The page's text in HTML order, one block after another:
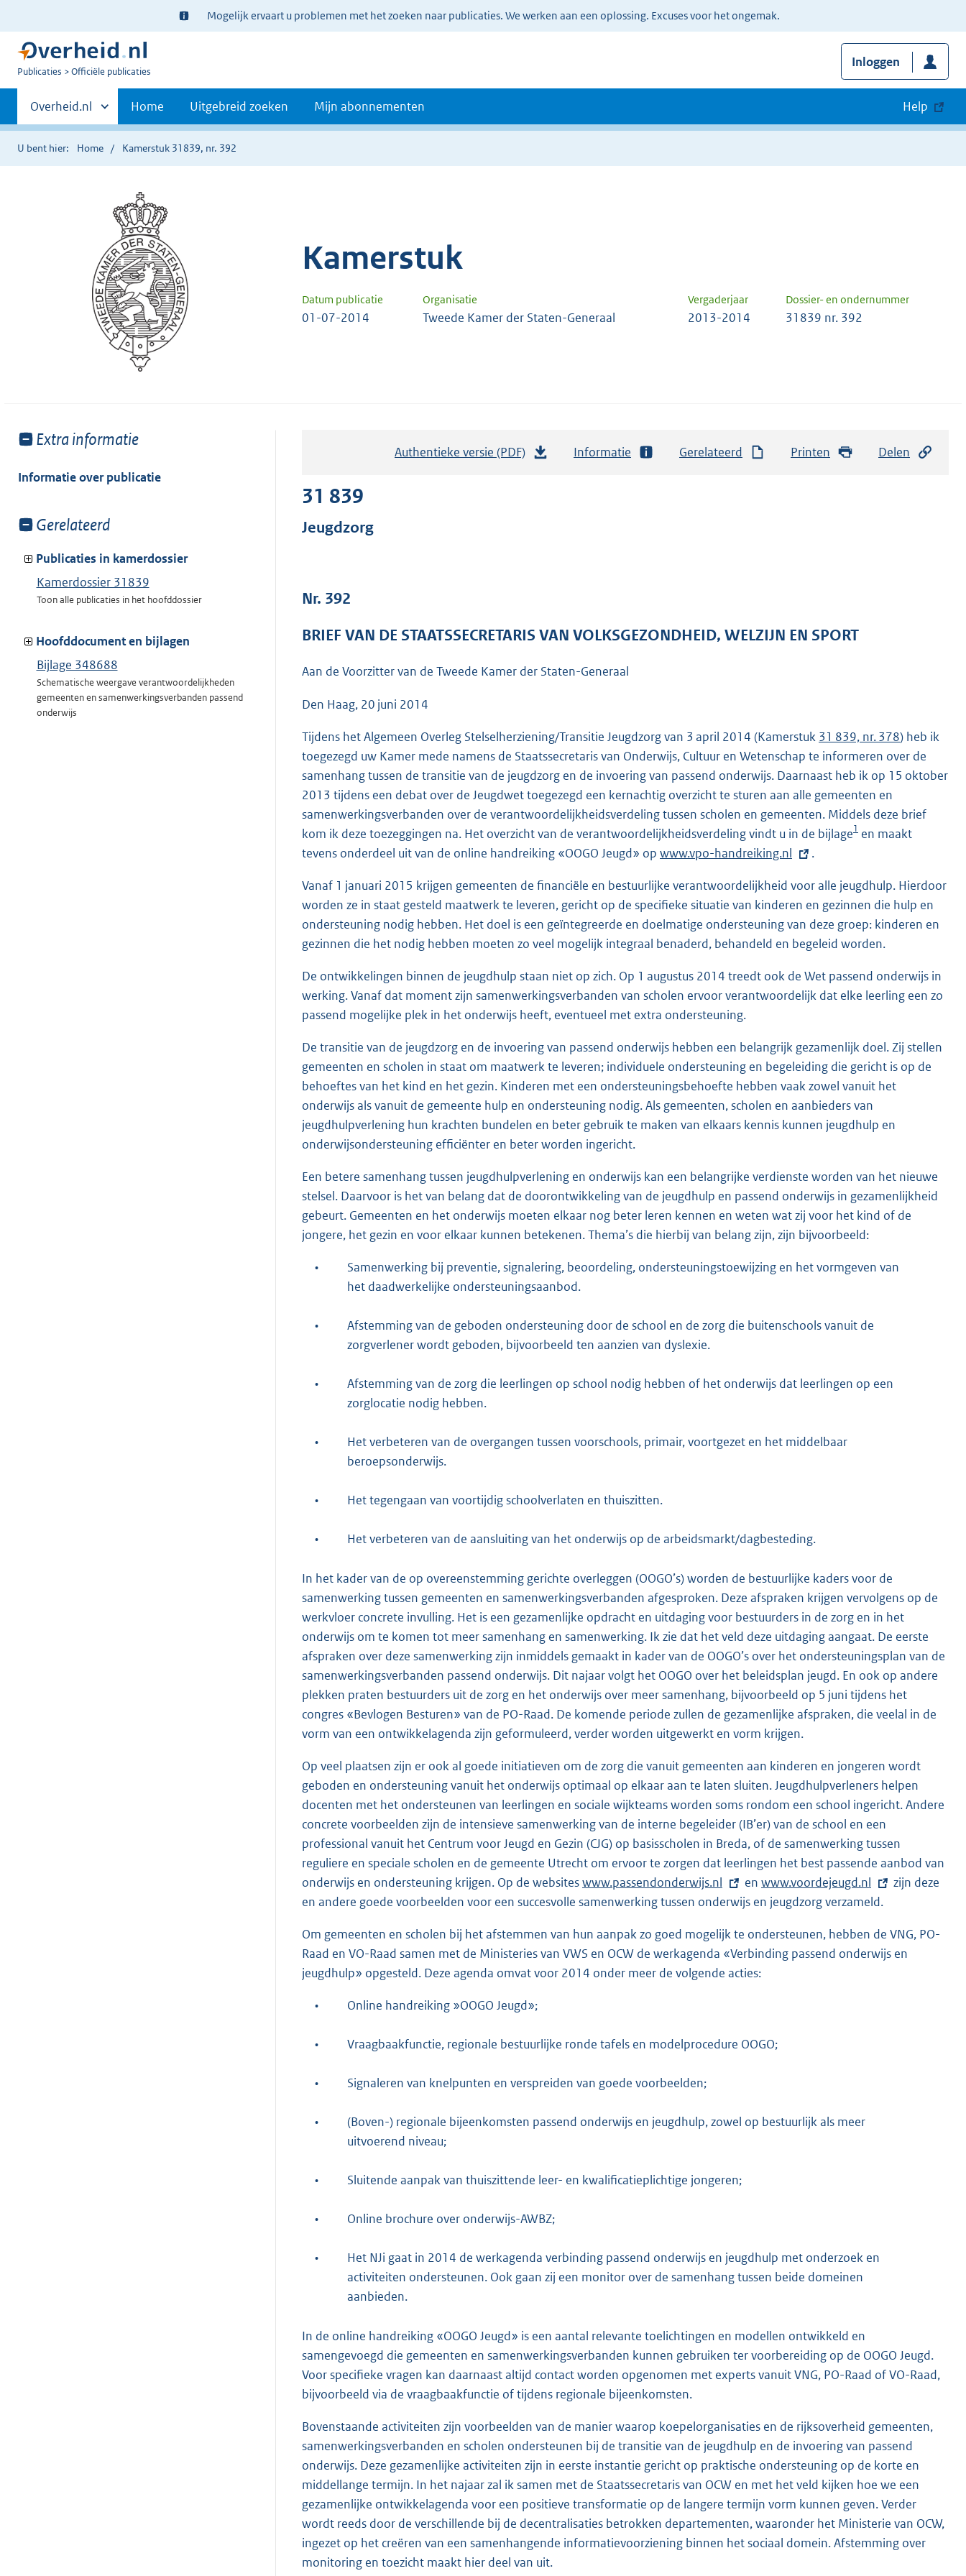
Ter
informatie:
Mogelijk ervaart u problemen met het zoeken naar publicaties. We werken aan een oplossing. Excuses voor het ongemak.
U
Publicaties Officiële publicaties
Inloggen
Primaire
navigatie
Andere
sites
binnen
Overheid.nl Home Uitgebreid zoeken Mijn abonnementen Help
U bent hier: Home Kamerstuk 31839, nr. 392
Kamerstuk
Datum publicatie Organisatie Vergaderjaar Dossier- en ondernummer
01-07-2014 Tweede Kamer der Staten-Generaal 2013-2014 31839 nr. 392
Toon
van:
Extra informatie
Informatie over publicatie
Toon
van:
Gerelateerd
Publicaties in kamerdossier
Kamerdossier 31839
Toon alle publicaties in het hoofddossier
Hoofddocument en bijlagen
Bijlage 348688
Schematische weergave verantwoordelijkheden
gemeenten en samenwerkingsverbanden passend
onderwijs
Authentieke versie (PDF)
r
o
:
4
2
K
b
Informatie Gerelateerd Printen Delen
31 839
Jeugdzorg
Nr. 392
BRIEF VAN DE STAATSSECRETARIS VAN VOLKSGEZONDHEID, WELZIJN EN SPORT
Aan de Voorzitter van de Tweede Kamer der Staten-Generaal
Den Haag, 20 juni 2014
Tijdens het Algemeen Overleg Stelselherziening/Transitie Jeugdzorg van 3 april 2014 (Kamerstuk 31 839, nr. 378) heb ik
toegezegd uw Kamer mede namens de Staatssecretaris van Onderwijs, Cultuur en Wetenschap te informeren over de
samenhang tussen de transitie van de jeugdzorg en de invoering van passend onderwijs. Daarnaast heb ik op 15 oktober
2013 tijdens een debat over de Jeugdwet toegezegd een kernachtig overzicht te sturen aan alle gemeenten en
samenwerkingsverbanden over de verantwoordelijkheidsverdeling tussen scholen en gemeenten. Middels deze brief
kom ik deze toezeggingen na. Het overzicht van de verantwoordelijkheidsverdeling vindt u in de bijlage1 en maakt
tevens onderdeel uit van de online handreiking «OOGO Jeugd» op E
t
e
r
n
l
k
:
www.vpo-handreiking.nl .
Vanaf 1 januari 2015 krijgen gemeenten de financiële en bestuurlijke verantwoordelijkheid voor alle jeugdhulp. Hierdoor
worden ze in staat gesteld maatwerk te leveren, gericht op de specifieke situatie van kinderen en gezinnen die hulp en
ondersteuning nodig hebben. Het doel is een geïntegreerde en doelmatige ondersteuning van deze groep: kinderen en
gezinnen die het nodig hebben moeten zo veel mogelijk integraal benaderd, behandeld en begeleid worden.
De ontwikkelingen binnen de jeugdhulp staan niet op zich. Op 1 augustus 2014 treedt ook de Wet passend onderwijs in
werking. Vanaf dat moment zijn samenwerkingsverbanden van scholen ervoor verantwoordelijk dat elke leerling een zo
passend mogelijke plek in het onderwijs heeft, eventueel met extra ondersteuning.
De transitie van de jeugdzorg en de invoering van passend onderwijs hebben een belangrijk gezamenlijk doel. Zij stellen
gemeenten en scholen in staat om maatwerk te leveren; individuele ondersteuning en begeleiding die gericht is op de
behoeftes van het kind en het gezin. Kinderen met een ondersteuningsbehoefte hebben vaak zowel vanuit het
onderwijs als vanuit de gemeente hulp en ondersteuning nodig. Als gemeenten, scholen en aanbieders van
jeugdhulpverlening hun krachten bundelen en beter gebruik te maken van elkaars kennis kunnen jeugdhulp en
onderwijsondersteuning efficiënter en beter worden ingericht.
Een betere samenhang tussen jeugdhulpverlening en onderwijs kan een belangrijke verdienste worden van het nieuwe
stelsel. Daarvoor is het van belang dat de doorontwikkeling van de jeugdhulp en passend onderwijs in gezamenlijkheid
gebeurt. Gemeenten en het onderwijs moeten elkaar nog beter leren kennen en weten wat zij voor het kind of de
jongere, het gezin en voor elkaar kunnen betekenen. Thema’s die hierbij van belang zijn, zijn bijvoorbeeld:
• Samenwerking bij preventie, signalering, beoordeling, ondersteuningstoewijzing en het vormgeven van
het daadwerkelijke ondersteuningsaanbod.
•
Afstemming van de geboden ondersteuning door de school en de zorg die buitenschools vanuit de
zorgverlener wordt geboden, bijvoorbeeld ten aanzien van dyslexie.
•
Afstemming van de zorg die leerlingen op school nodig hebben of het onderwijs dat leerlingen op een
zorglocatie nodig hebben.
•
Het verbeteren van de overgangen tussen voorschools, primair, voortgezet en het middelbaar
beroepsonderwijs.
• Het tegengaan van voortijdig schoolverlaten en thuiszitten.
• Het verbeteren van de aansluiting van het onderwijs op de arbeidsmarkt/dagbesteding.
In het kader van de op overeenstemming gerichte overleggen (OOGO’s) worden de bestuurlijke kaders voor de
samenwerking tussen gemeenten en samenwerkingsverbanden afgesproken. Deze afspraken krijgen vervolgens op de
werkvloer concrete invulling. Het is een gezamenlijke opdracht en uitdaging voor bestuurders in de zorg en in het
onderwijs om te komen tot meer samenhang en samenwerking. Ik zie dat het veld deze uitdaging aangaat. De eerste
afspraken over deze samenwerking zijn inmiddels gemaakt in kader van de OOGO’s over het ondersteuningsplan van de
samenwerkingsverbanden passend onderwijs. Dit najaar volgt het OOGO over het beleidsplan jeugd. En ook op andere
plekken praten bestuurders uit de zorg en het onderwijs over meer samenhang, bijvoorbeeld op 5 juni tijdens het
congres «Bevlogen Besturen» van de PO-Raad. De komende periode zullen de gezamenlijke afspraken, die veelal in de
vorm van een ontwikkelagenda zijn geformuleerd, verder worden uitgewerkt en vorm krijgen.
Op veel plaatsen zijn er ook al goede initiatieven om de zorg die vanuit gemeenten aan kinderen en jongeren wordt
geboden en ondersteuning vanuit het onderwijs optimaal op elkaar aan te laten sluiten. Jeugdhulpverleners helpen
docenten met het ondersteunen van leerlingen en sociale wijkteams worden soms rondom een school ingericht. Andere
concrete voorbeelden zijn de intensieve samenwerking van de interne begeleider (IB’er) van de school en een
professional vanuit het Centrum voor Jeugd en Gezin (CJG) op basisscholen in Breda, of de samenwerking tussen
reguliere en speciale scholen en de gemeente Utrecht om ervoor te zorgen dat leerlingen het best passende aanbod van
onderwijs en ondersteuning krijgen. Op de websitesE
x
e
r
n
www.passendonderwijs.nl en E
x
e
r
i
www.voordejeugd.nl
zijn deze
en andere goede voorbeelden voor een succesvolle samenwerking tussen onderwijs en jeugdzorg verzameld.
Om gemeenten en scholen bij het afstemmen van hun aanpak zo goed mogelijk te ondersteunen, hebben de VNG, PO-
Raad en VO-Raad samen met de Ministeries van VWS en OCW de werkagenda «Verbinding passend onderwijs en
jeugdhulp» opgesteld. Deze agenda omvat voor 2014 onder meer de volgende acties:
• Online handreiking »OOGO Jeugd»;
• Vraagbaakfunctie, regionale bestuurlijke ronde tafels en modelprocedure OOGO;
• Signaleren van knelpunten en verspreiden van goede voorbeelden;
•
(Boven-) regionale bijeenkomsten passend onderwijs en jeugdhulp, zowel op bestuurlijk als meer
uitvoerend niveau;
• Sluitende aanpak van thuiszittende leer- en kwalificatieplichtige jongeren;
• Online brochure over onderwijs-AWBZ;
•
Het NJi gaat in 2014 de werkagenda verbinding passend onderwijs en jeugdhulp met onderzoek en
activiteiten ondersteunen. Ook gaan zij een monitor over de samenhang tussen beide domeinen
aanbieden.
In de online handreiking «OOGO Jeugd» is een aantal relevante toelichtingen en modellen ontwikkeld en
samengevoegd die gemeenten en samenwerkingsverbanden kunnen gebruiken ter voorbereiding op de OOGO Jeugd.
Voor specifieke vragen kan daarnaast altijd contact worden opgenomen met experts vanuit VNG, PO-Raad of VO-Raad,
bijvoorbeeld via de vraagbaakfunctie of tijdens regionale bijeenkomsten.
Bovenstaande activiteiten zijn voorbeelden van de manier waarop koepelorganisaties en de rijksoverheid gemeenten,
samenwerkingsverbanden en scholen ondersteunen bij de transitie van de jeugdhulp en de invoering van passend
onderwijs. Deze gezamenlijke activiteiten zijn in eerste instantie gericht op praktische ondersteuning op de korte en
middellange termijn. In het najaar zal ik samen met de Staatssecretaris van OCW en met het veld kijken hoe we een
gezamenlijke ontwikkelagenda voor een positieve transformatie op de langere termijn vorm kunnen geven. Verder
wordt reeds door de verschillende bij de decentralisaties betrokken departementen, waaronder het Ministerie van OCW,
ingezet op het creëren van een samenhangende informatievoorziening binnen het sociaal domein. Afstemming over
monitoring en toezicht maakt hier deel van uit.